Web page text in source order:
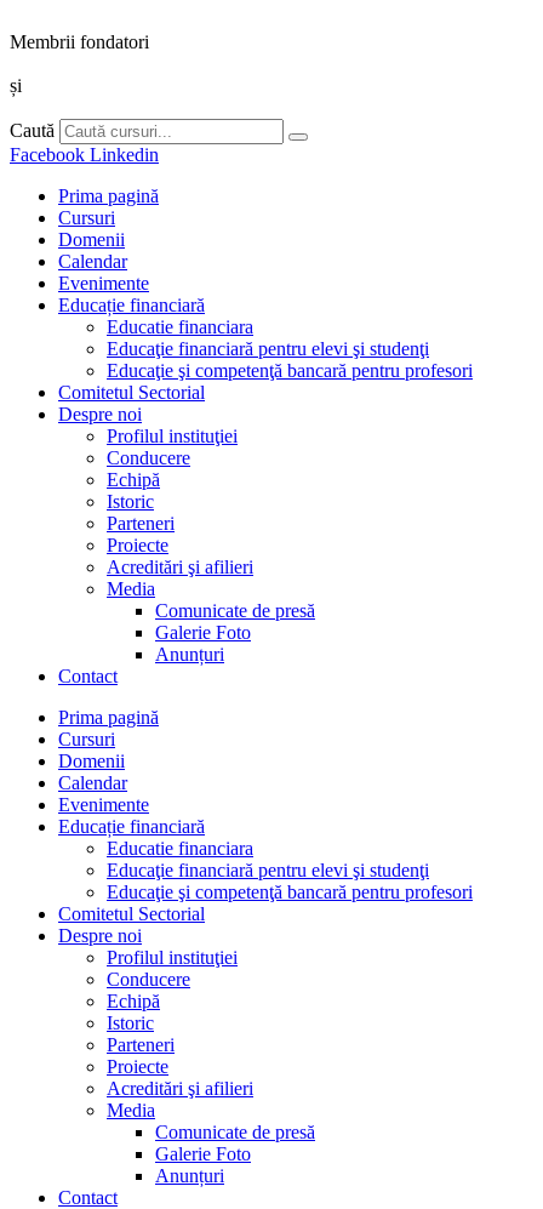
Membrii fondatori
și
Caută
Facebook Linkedin
Prima pagină
Cursuri
Domenii
Calendar
Evenimente
Educație financiară
Educatie financiara
Educaţie financiară pentru elevi şi studenţi
Educaţie şi competenţă bancară pentru profesori
Comitetul Sectorial
Despre noi
Profilul instituţiei
Conducere
Echipă
Istoric
Parteneri
Proiecte
Acreditări şi afilieri
Media
Comunicate de presă
Galerie Foto
Anunțuri
Contact
Prima pagină
Cursuri
Domenii
Calendar
Evenimente
Educație financiară
Educatie financiara
Educaţie financiară pentru elevi şi studenţi
Educaţie şi competenţă bancară pentru profesori
Comitetul Sectorial
Despre noi
Profilul instituţiei
Conducere
Echipă
Istoric
Parteneri
Proiecte
Acreditări şi afilieri
Media
Comunicate de presă
Galerie Foto
Anunțuri
Contact